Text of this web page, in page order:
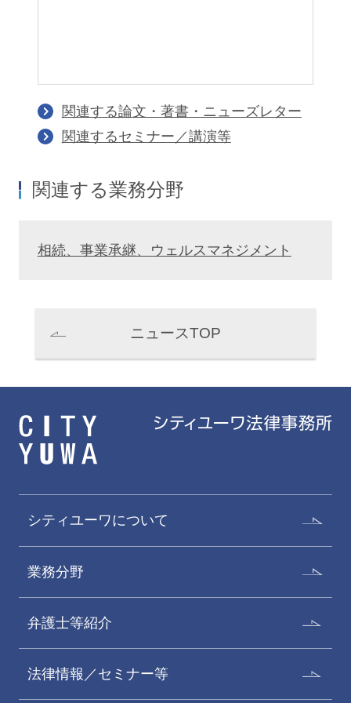
関連する論文・著書・ニューズレター
関連するセミナー／講演等
関連する業務分野
相続、事業承継、ウェルスマネジメント
ニュースTOP
シティユーワについて
業務分野
弁護士等紹介
法律情報／セミナー等